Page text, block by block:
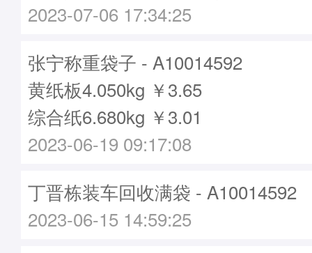
2023-07-06 17:34:25
张宁称重袋子 - A10014592
黄纸板4.050kg ￥3.65
综合纸6.680kg ￥3.01
2023-06-19 09:17:08
丁晋栋装车回收满袋 - A10014592
2023-06-15 14:59:25